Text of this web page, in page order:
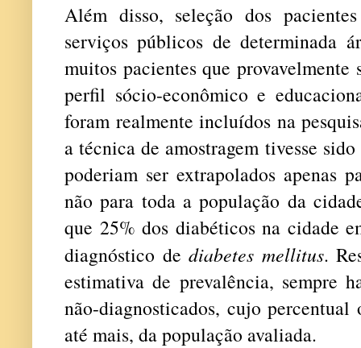
Além disso, seleção dos
serviços públicos de determinada
muitos pacientes que provavelmente
perfil sócio-econômico e
foram realmente incluídos na
a técnica de amostragem tivesse
poderiam ser extrapolados apenas
não para toda a população da
que 25% dos diabéticos na cidade
diagnóstico dediabetes mellitus.
estimativa de prevalência, sempre
não-diagnosticados, cujo
até mais, da população avaliada.